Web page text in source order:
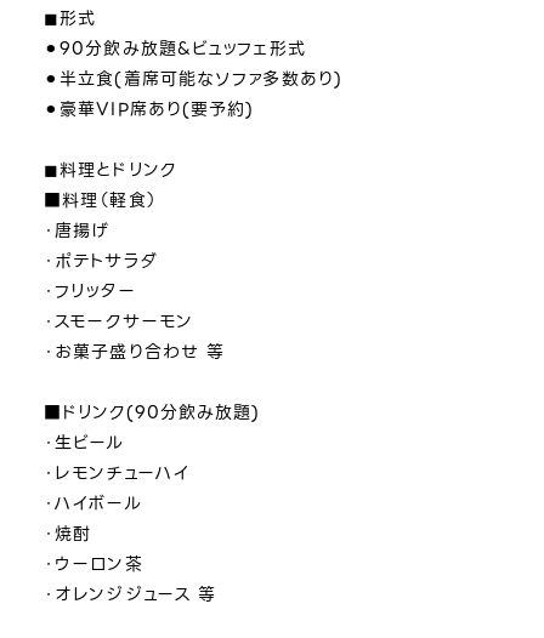
◼︎形式
⚫︎90分飲み放題&ビュッフェ形式
⚫︎半立食(着席可能なソファ多数あり)
⚫︎豪華VIP席あり(要予約)
◼︎料理とドリンク
■料理（軽食）
・唐揚げ
・ポテトサラダ
・フリッター
・スモークサーモン
・お菓子盛り合わせ 等
■ドリンク(90分飲み放題)
・生ビール
・レモンチューハイ
・ハイボール
・焼酎
・ウーロン茶
・オレンジジュース 等